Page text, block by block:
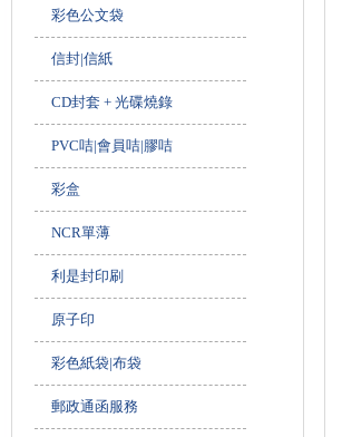
彩色公文袋
信封|信紙
CD封套 + 光碟燒錄
PVC咭|會員咭|膠咭
彩盒
NCR單薄
利是封印刷
原子印
彩色紙袋|布袋
郵政通函服務